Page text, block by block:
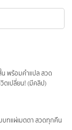
พร้อมคำแปล สวด
ตเปลี่ยน! (มีคลิป)
ทแผ่เมตตา สวดทุกคืน